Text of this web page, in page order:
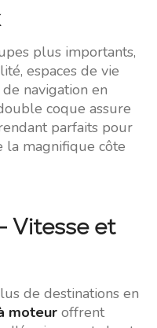
plus importants,
espaces de vie
navigation en
coque assure
parfaits pour
magnifique côte
Vitesse et
de destinations en
moteuroffrent